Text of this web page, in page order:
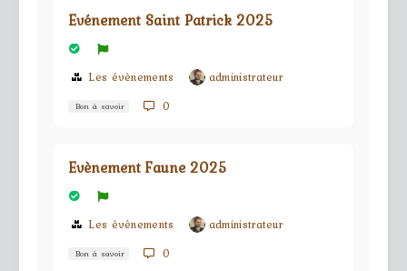
Evénement Saint Patrick 2025
Les évènements administrateur
Bon à savoir 0
Evènement Faune 2025
Les évènements administrateur
Bon à savoir 0